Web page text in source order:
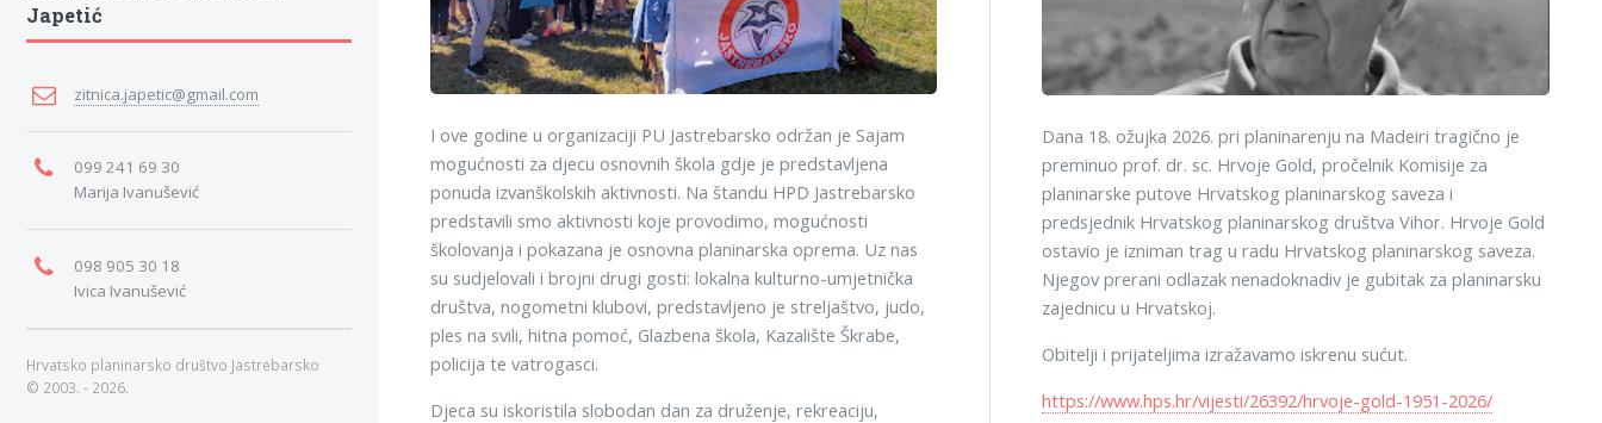
I ove godine u organizaciji PU Jastrebarsko održan je Sajam
mogućnosti za djecu osnovnih škola gdje je predstavljena
ponuda izvanškolskih aktivnosti. Na štandu HPD Jastrebarsko
predstavili smo aktivnosti koje provodimo, mogućnosti
školovanja i pokazana je osnovna planinarska oprema. Uz nas
su sudjelovali i brojni drugi gosti: lokalna kulturno-umjetnička
društva, nogometni klubovi, predstavljeno je streljaštvo, judo,
ples na svili, hitna pomoć, Glazbena škola, Kazalište Škrabe,
policija te vatrogasci.
Djeca su iskoristila slobodan dan za druženje, rekreaciju,
Dana 18. ožujka 2026. pri planinarenju na Madeiri tragično je
preminuo prof. dr. sc. Hrvoje Gold, pročelnik Komisije za
planinarske putove Hrvatskog planinarskog saveza i
predsjednik Hrvatskog planinarskog društva Vihor. Hrvoje Gold
ostavio je izniman trag u radu Hrvatskog planinarskog saveza.
Njegov prerani odlazak nenadoknadiv je gubitak za planinarsku
zajednicu u Hrvatskoj.
Obitelji i prijateljima izražavamo iskrenu sućut.
https://www.hps.hr/vijesti/26392/hrvoje-gold-1951-2026/
Japetić
zitnica.japetic@gmail.com
099 241 69 30
Marija Ivanušević
098 905 30 18
Ivica Ivanušević
Hrvatsko planinarsko društvo Jastrebarsko
© 2003. - 2026.